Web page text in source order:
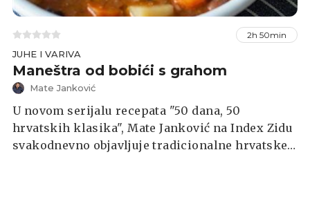
2h 50min
JUHE I VARIVA
Maneštra od bobići s grahom
Mate Janković
U novom serijalu recepata "50 dana, 50
hrvatskih klasika", Mate Janković na Index Zidu
svakodnevno objavljuje tradicionalne hrvatske